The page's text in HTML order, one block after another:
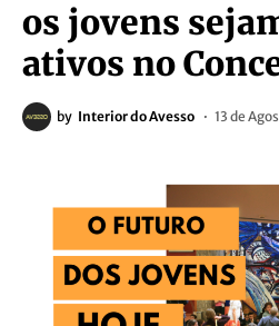
os jovens
ativos no
by Interior do Avesso 13 de